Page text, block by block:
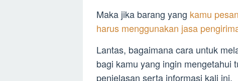
Maka jika barang yang kamu
harus menggunakan jasa
Lantas, bagaimana cara untuk
bagi kamu yang ingin mengetahui
penjelasan serta informasi kali ini.